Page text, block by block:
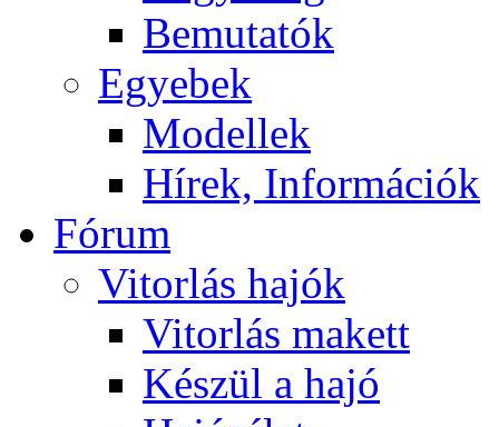
Bemutatók
Egyebek
Modellek
Hírek, Információk
Fórum
Vitorlás hajók
Vitorlás makett
Készül a hajó